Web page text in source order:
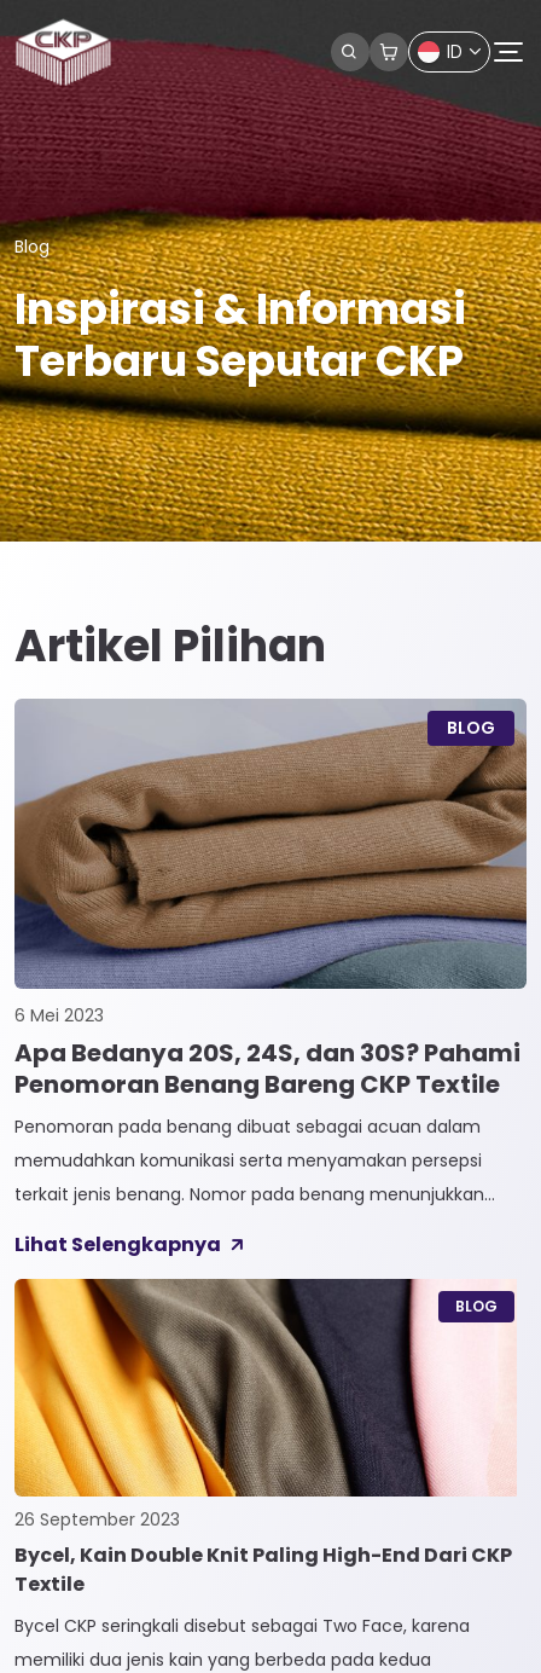
ID
Blog
Inspirasi & Informasi
Terbaru Seputar CKP
Artikel Pilihan
BLOG
6 Mei 2023
Apa Bedanya 20S, 24S, dan 30S? Pahami
Penomoran Benang Bareng CKP Textile
Penomoran pada benang dibuat sebagai acuan dalam
memudahkan komunikasi serta menyamakan persepsi
terkait jenis benang. Nomor pada benang menunjukkan
penomoran sendiri terbagi menjadi dua, Tidak Langsung dan
Langsung. 1. Penomoran Tidak Langsung Penomoran Tidak
Langsung biasa diaplikasikan pada jenis Natural Fiber, seperti
Rayon dan Cotton. Satuan yang paling […]
Lihat Selengkapnya
BLOG
26 September 2023
Bycel, Kain Double Knit Paling High-End Dari CKP
Textile
Bycel CKP seringkali disebut sebagai Two Face, karena
memiliki dua jenis kain yang berbeda pada kedua